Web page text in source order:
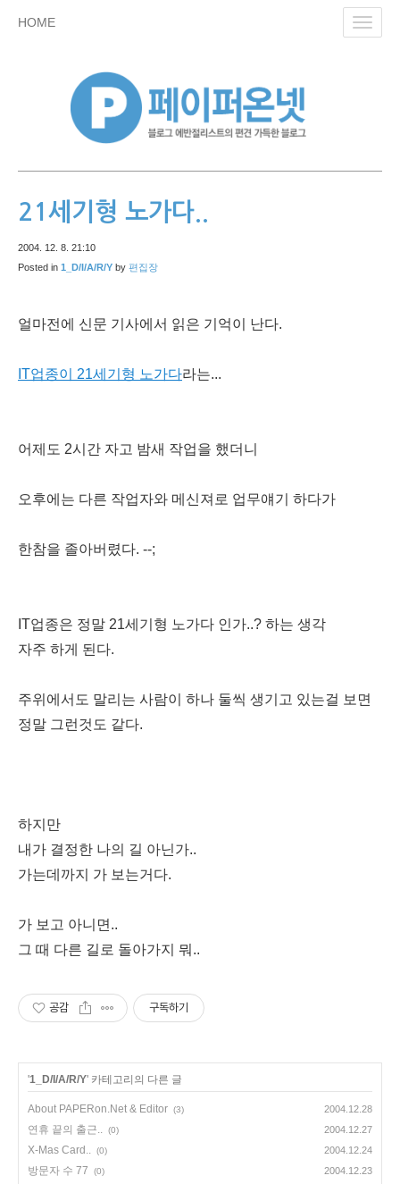
HOME
21세기형 노가다..
2004. 12. 8. 21:10
Posted in 1_D/I/A/R/Y by 편집장
얼마전에 신문 기사에서 읽은 기억이 난다.
IT업종이 21세기형 노가다라는...
어제도 2시간 자고 밤새 작업을 했더니
오후에는 다른 작업자와 메신져로 업무얘기 하다가
한참을 졸아버렸다. --;
IT업종은 정말 21세기형 노가다 인가..? 하는 생각
자주 하게 된다.
주위에서도 말리는 사람이 하나 둘씩 생기고 있는걸 보면
정말 그런것도 같다.
하지만
내가 결정한 나의 길 아닌가..
가는데까지 가 보는거다.
가 보고 아니면..
그 때 다른 길로 돌아가지 뭐..
공감 구독하기
'1_D/I/A/R/Y' 카테고리의 다른 글
About PAPERon.Net & Editor (3) 2004.12.28
연휴 끝의 출근.. (0) 2004.12.27
X-Mas Card.. (0) 2004.12.24
방문자 수 77 (0) 2004.12.23